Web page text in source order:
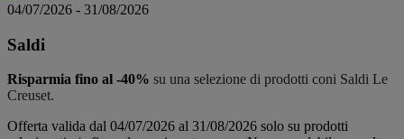
04/07/2026 - 31/08/2026
Saldi
Risparmia fino al -40% su una selezione di prodotti coni Saldi Le
Creuset.
Offerta valida dal 04/07/2026 al 31/08/2026 solo su prodotti